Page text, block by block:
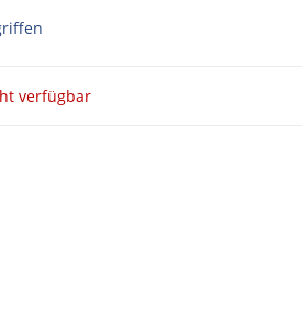
verfügbar